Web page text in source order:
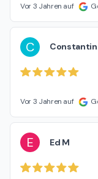
Vor 3 Jahren auf
C Constantin
Vor 3 Jahren auf
E Ed M